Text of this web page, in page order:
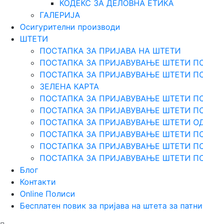
КОДЕКС ЗА ДЕЛОВНА ЕТИКА
ГАЛЕРИЈА
Осигурителни производи
ШТЕТИ
ПОСТАПКА ЗА ПРИЈАВА НА ШТЕТИ
ПОСТАПКА ЗА ПРИЈАВУВАЊЕ ШТЕТИ
ПОСТАПКА ЗА ПРИЈАВУВАЊЕ ШТЕТИ
ЗЕЛЕНА КАРТА
ПОСТАПКА ЗА ПРИЈАВУВАЊЕ ШТЕТИ
ПОСТАПКА ЗА ПРИЈАВУВАЊЕ ШТЕТИ
ПОСТАПКА ЗА ПРИЈАВУВАЊЕ ШТЕТИ
ПОСТАПКА ЗА ПРИЈАВУВАЊЕ ШТЕТИ
ПОСТАПКА ЗА ПРИЈАВУВАЊЕ ШТЕТИ
ПОСТАПКА ЗА ПРИЈАВУВАЊЕ ШТЕТИ
Блог
Контакти
Online Полиси
Бесплатен повик за пријава на штета за